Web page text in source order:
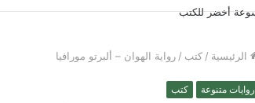
عشوائي
الرئيسية / كتب / رواية الهوان – ألبرتو مورافيا
روايات متنوعة كتب